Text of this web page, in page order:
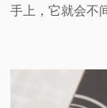
手上，它就会不